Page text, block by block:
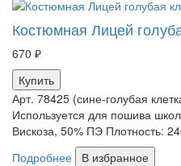
Костюмная Лицей
670 ₽
Купить
Арт. 78425 (сине-голубая
Используется для пошива
Вискоза, 50% ПЭ Плотность:
Подробнее
В избранное